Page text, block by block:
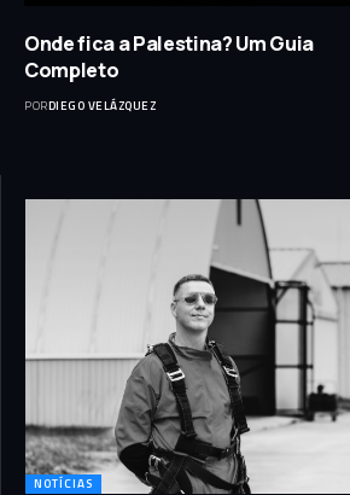
Onde fica a Palestina? Um Guia
Completo
PORDIEGO VELÁZQUEZ
NOTÍCIAS